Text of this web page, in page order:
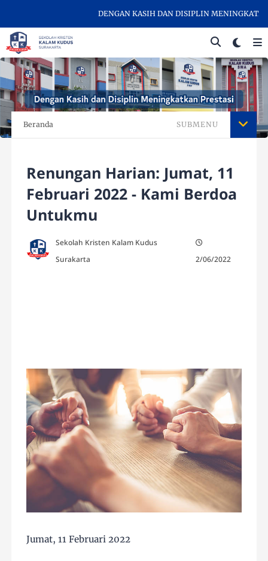
DENGAN KASIH DAN DISIPLIN MENINGKATKAN
Beranda SUBMENU
Renungan Harian: Jumat, 11
Februari 2022 - Kami Berdoa
Untukmu
Sekolah Kristen Kalam Kudus
Surakarta
2/06/2022
Jumat, 11 Februari 2022